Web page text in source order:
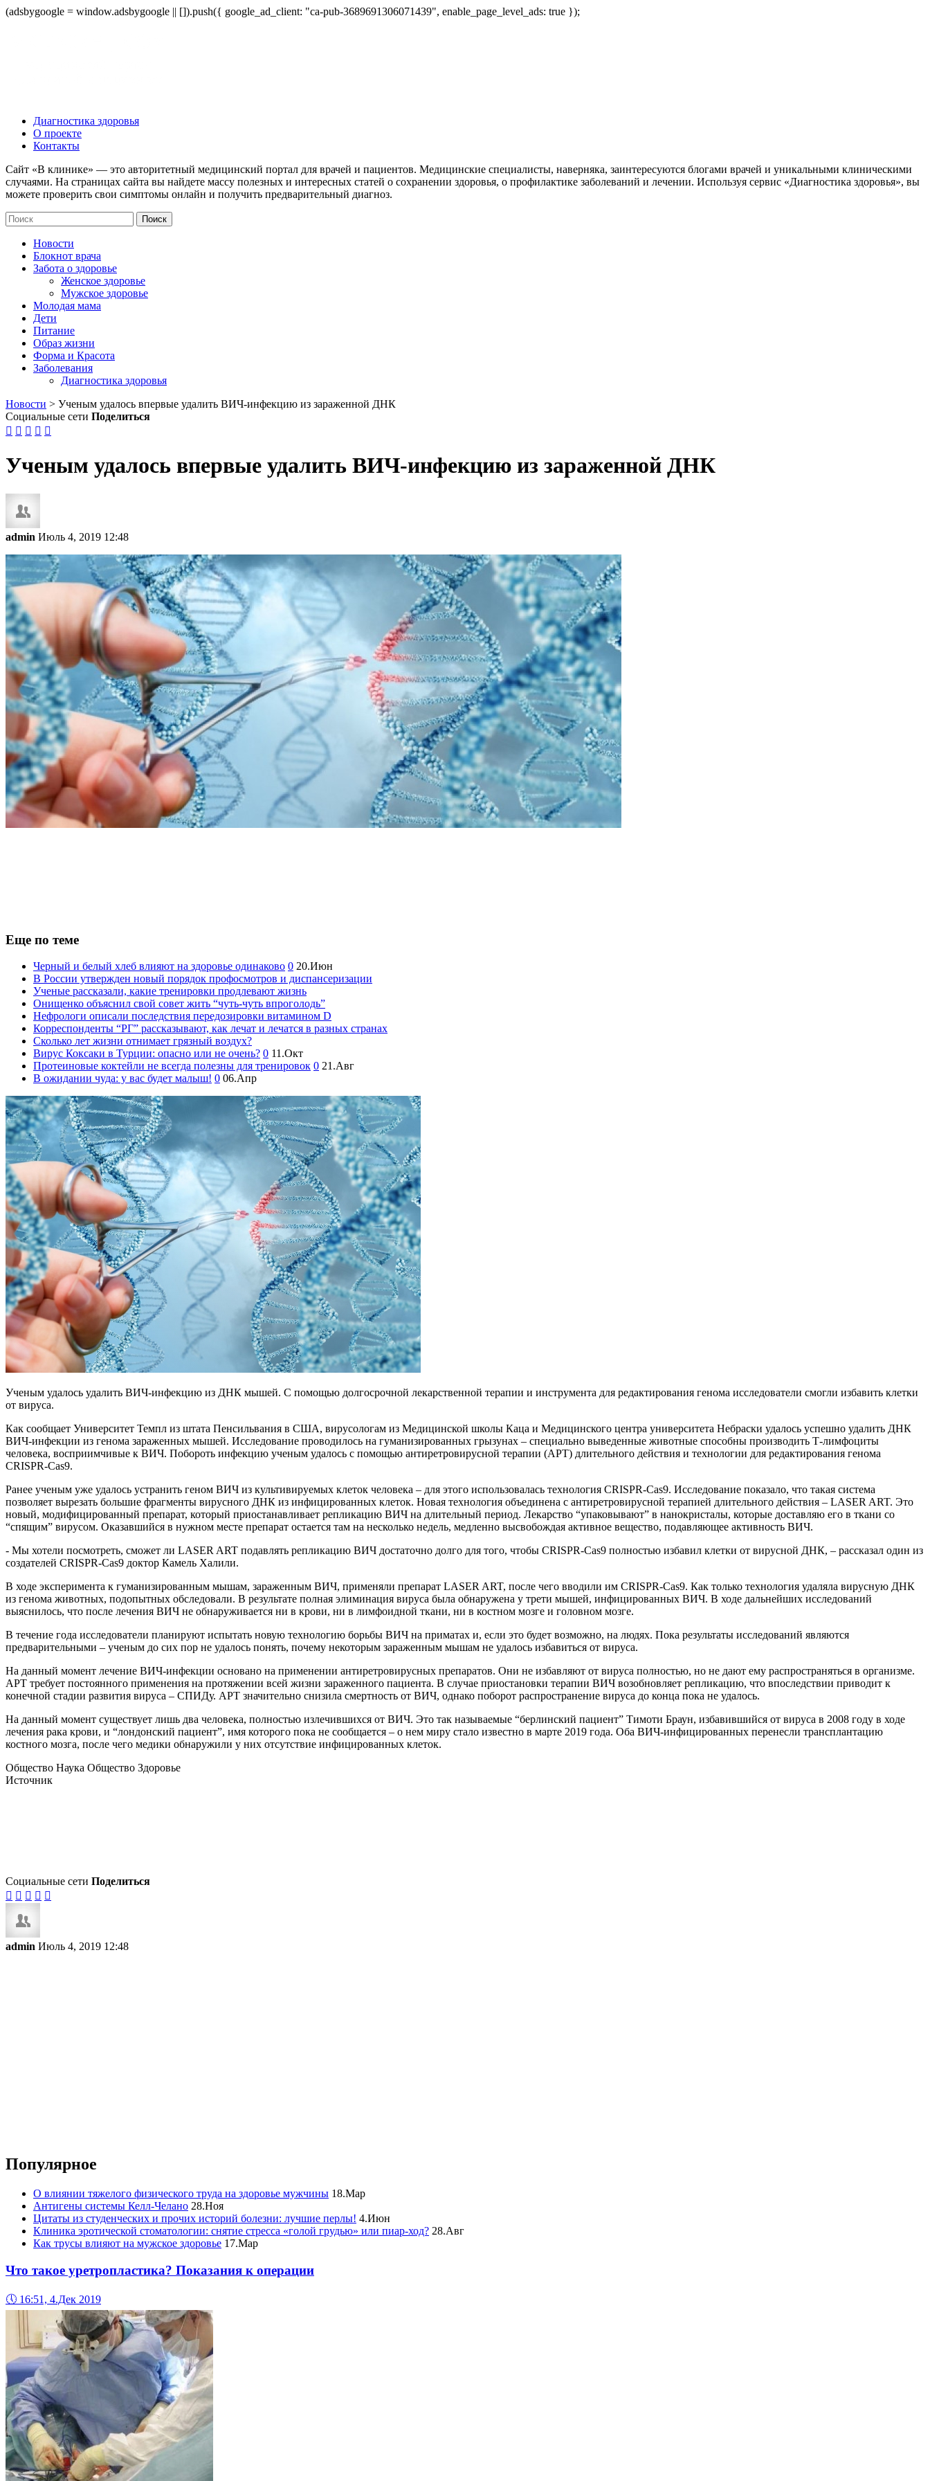
(adsbygoogle = window.adsbygoogle || []).push({ google_ad_client: "ca-pub-3689691306071439", enable_page_level_ads: true });
Диагностика здоровья
О проекте
Контакты
Сайт «В клинике» — это авторитетный медицинский портал для врачей и пациентов. Медицинские специалисты, наверняка, заинтересуются блогами врачей и уникальными клиническими
случаями. На страницах сайта вы найдете массу полезных и интересных статей о сохранении здоровья, о профилактике заболеваний и лечении. Используя сервис «Диагностика здоровья», вы
можете проверить свои симптомы онлайн и получить предварительный диагноз.
Новости
Блокнот врача
Забота о здоровье
Женское здоровье
Мужское здоровье
Молодая мама
Дети
Питание
Образ жизни
Форма и Красота
Заболевания
Диагностика здоровья
Новости > Ученым удалось впервые удалить ВИЧ-инфекцию из зараженной ДНК
Социальные сети Поделиться
    
Ученым удалось впервые удалить ВИЧ-инфекцию из зараженной ДНК
admin Июль 4, 2019 12:48
Еще по теме
Черный и белый хлеб влияют на здоровье одинаково 0 20.Июн
В России утвержден новый порядок профосмотров и диспансеризации
Ученые рассказали, какие тренировки продлевают жизнь
Онищенко объяснил свой совет жить “чуть-чуть впроголодь”
Нефрологи описали последствия передозировки витамином D
Корреспонденты “РГ” рассказывают, как лечат и лечатся в разных странах
Сколько лет жизни отнимает грязный воздух?
Вирус Коксаки в Турции: опасно или не очень? 0 11.Окт
Протеиновые коктейли не всегда полезны для тренировок 0 21.Авг
В ожидании чуда: у вас будет малыш! 0 06.Апр
Ученым удалось удалить ВИЧ-инфекцию из ДНК мышей. С помощью долгосрочной лекарственной терапии и инструмента для редактирования генома исследователи смогли избавить клетки
от вируса.
Как сообщает Университет Темпл из штата Пенсильвания в США, вирусологам из Медицинской школы Каца и Медицинского центра университета Небраски удалось успешно удалить ДНК
ВИЧ-инфекции из генома зараженных мышей. Исследование проводилось на гуманизированных грызунах – специально выведенные животные способны производить Т-лимфоциты
человека, восприимчивые к ВИЧ. Побороть инфекцию ученым удалось с помощью антиретровирусной терапии (АРТ) длительного действия и технологии для редактирования генома
CRISPR-Cas9.
Ранее ученым уже удалось устранить геном ВИЧ из культивируемых клеток человека – для этого использовалась технология CRISPR-Cas9. Исследование показало, что такая система
позволяет вырезать большие фрагменты вирусного ДНК из инфицированных клеток. Новая технология объединена с антиретровирусной терапией длительного действия – LASER ART. Это
новый, модифицированный препарат, который приостанавливает репликацию ВИЧ на длительный период. Лекарство “упаковывают” в нанокристалы, которые доставляю его в ткани со
“спящим” вирусом. Оказавшийся в нужном месте препарат остается там на несколько недель, медленно высвобождая активное вещество, подавляющее активность ВИЧ.
- Мы хотели посмотреть, сможет ли LASER ART подавлять репликацию ВИЧ достаточно долго для того, чтобы CRISPR-Cas9 полностью избавил клетки от вирусной ДНК, – рассказал один из
создателей CRISPR-Cas9 доктор Камель Халили.
В ходе эксперимента к гуманизированным мышам, зараженным ВИЧ, применяли препарат LASER ART, после чего вводили им CRISPR-Cas9. Как только технология удаляла вирусную ДНК
из генома животных, подопытных обследовали. В результате полная элиминация вируса была обнаружена у трети мышей, инфицированных ВИЧ. В ходе дальнейших исследований
выяснилось, что после лечения ВИЧ не обнаруживается ни в крови, ни в лимфоидной ткани, ни в костном мозге и головном мозге.
В течение года исследователи планируют испытать новую технологию борьбы ВИЧ на приматах и, если это будет возможно, на людях. Пока результаты исследований являются
предварительными – ученым до сих пор не удалось понять, почему некоторым зараженным мышам не удалось избавиться от вируса.
На данный момент лечение ВИЧ-инфекции основано на применении антиретровирусных препаратов. Они не избавляют от вируса полностью, но не дают ему распространяться в организме.
АРТ требует постоянного применения на протяжении всей жизни зараженного пациента. В случае приостановки терапии ВИЧ возобновляет репликацию, что впоследствии приводит к
конечной стадии развития вируса – СПИДу. АРТ значительно снизила смертность от ВИЧ, однако поборот распространение вируса до конца пока не удалось.
На данный момент существует лишь два человека, полностью излечившихся от ВИЧ. Это так называемые “берлинский пациент” Тимоти Браун, избавившийся от вируса в 2008 году в ходе
лечения рака крови, и “лондонский пациент”, имя которого пока не сообщается – о нем миру стало известно в марте 2019 года. Оба ВИЧ-инфицированных перенесли трансплантацию
костного мозга, после чего медики обнаружили у них отсутствие инфицированных клеток.
Общество Наука Общество Здоровье
Источник
Социальные сети Поделиться
    
admin Июль 4, 2019 12:48
Популярное
О влиянии тяжелого физического труда на здоровье мужчины 18.Мар
Антигены системы Келл-Челано 28.Ноя
Цитаты из студенческих и прочих историй болезни: лучшие перлы! 4.Июн
Клиника эротической стоматологии: снятие стресса «голой грудью» или пиар-ход? 28.Авг
Как трусы влияют на мужское здоровье 17.Мар
Что такое уретропластика? Показания к операции
🕔 16:51, 4.Дек 2019